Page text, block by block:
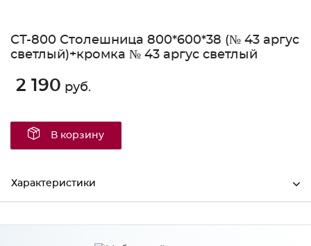
СТ-800 Столешница 800*600*38 (№ 43 аргус
светлый)+кромка № 43 аргус светлый
2 190 руб.
В корзину
Характеристики
Ширина 800